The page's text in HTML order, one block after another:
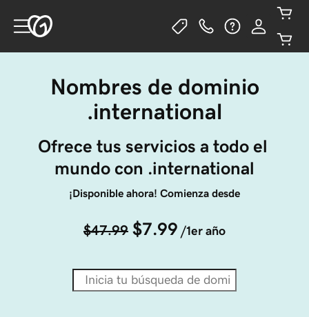
Nombres de dominio
.international
Ofrece tus servicios a todo el
mundo con .international
¡Disponible ahora! Comienza desde
$47.99 $7.99 /1er año